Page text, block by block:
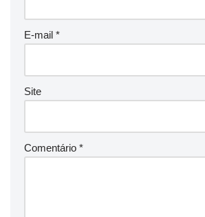
E-mail *
Site
Comentário *